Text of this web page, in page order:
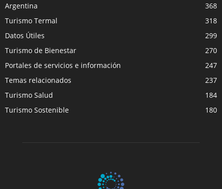
Argentina
368
Turismo Termal
318
Datos Útiles
299
Turismo de Bienestar
270
Portales de servicios e información
247
Temas relacionados
237
Turismo Salud
184
Turismo Sostenible
180